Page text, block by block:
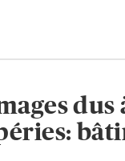
dus